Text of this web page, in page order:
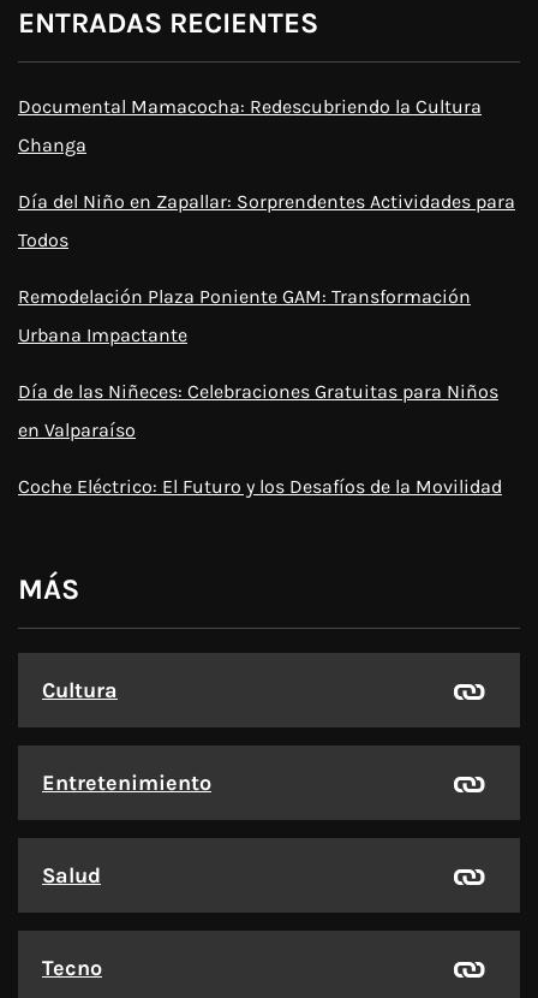
ENTRADAS RECIENTES
Documental Mamacocha: Redescubriendo la Cultura
Changa
Día del Niño en Zapallar: Sorprendentes Actividades para
Todos
Remodelación Plaza Poniente GAM: Transformación
Urbana Impactante
Día de las Niñeces: Celebraciones Gratuitas para Niños
en Valparaíso
Coche Eléctrico: El Futuro y los Desafíos de la Movilidad
MÁS
Cultura
Entretenimiento
Salud
Tecno